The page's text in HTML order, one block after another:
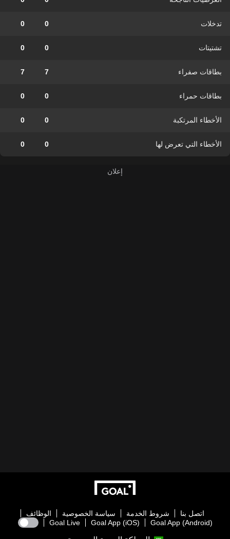
تدخلات 0
0
تشتيتات 0
0
بطاقات صفراء 7
7
بطاقات حمراء 0
0
الأخطاء المرتكبة 0
0
الأخطاء التي تعرض لها 0
0
اتصل بنا شروط الخدمة سياسة الخصوصية
الوظائف
Goal App (Android)
Goal App (iOS)
Goal Live